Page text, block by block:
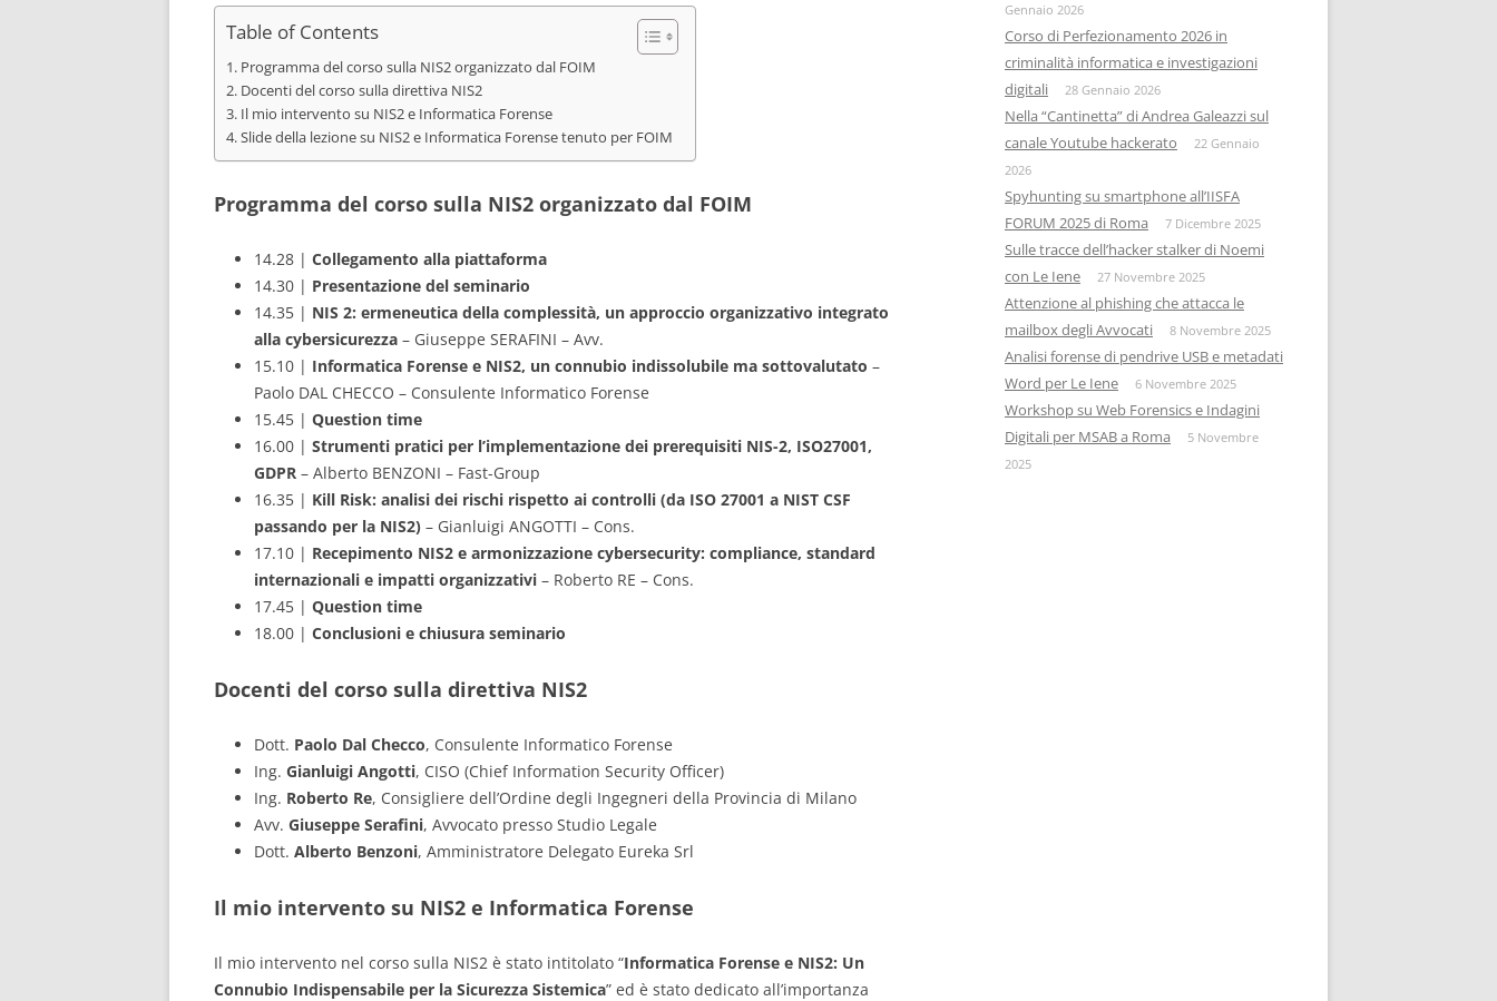
Table of Contents
Programma del corso sulla NIS2 organizzato dal FOIM
Docenti del corso sulla direttiva NIS2
Il mio intervento su NIS2 e Informatica Forense
Slide della lezione su NIS2 e Informatica Forense tenuto per FOIM
Programma del corso sulla NIS2 organizzato dal FOIM
14.28 | Collegamento alla piattaforma
14.30 | Presentazione del seminario
14.35 | NIS 2: ermeneutica della complessità, un approccio organizzativo integrato
alla cybersicurezza – Giuseppe SERAFINI – Avv.
15.10 | Informatica Forense e NIS2, un connubio indissolubile ma sottovalutato –
Paolo DAL CHECCO – Consulente Informatico Forense
15.45 | Question time
16.00 | Strumenti pratici per l’implementazione dei prerequisiti NIS-2, ISO27001,
GDPR – Alberto BENZONI – Fast-Group
16.35 | Kill Risk: analisi dei rischi rispetto ai controlli (da ISO 27001 a NIST CSF
passando per la NIS2) – Gianluigi ANGOTTI – Cons.
17.10 | Recepimento NIS2 e armonizzazione cybersecurity: compliance, standard
internazionali e impatti organizzativi – Roberto RE – Cons.
17.45 | Question time
18.00 | Conclusioni e chiusura seminario
Docenti del corso sulla direttiva NIS2
Dott. Paolo Dal Checco, Consulente Informatico Forense
Ing. Gianluigi Angotti, CISO (Chief Information Security Officer)
Ing. Roberto Re, Consigliere dell’Ordine degli Ingegneri della Provincia di Milano
Avv. Giuseppe Serafini, Avvocato presso Studio Legale
Dott. Alberto Benzoni, Amministratore Delegato Eureka Srl
Il mio intervento su NIS2 e Informatica Forense
Il mio intervento nel corso sulla NIS2 è stato intitolato “Informatica Forense e NIS2: Un
Connubio Indispensabile per la Sicurezza Sistemica” ed è stato dedicato all’importanza
Gennaio 2026
Corso di Perfezionamento 2026 in
criminalità informatica e investigazioni
digitali
28 Gennaio 2026
Nella “Cantinetta” di Andrea Galeazzi sul
canale Youtube hackerato
22 Gennaio
2026
Spyhunting su smartphone all’IISFA
FORUM 2025 di Roma
7 Dicembre 2025
Sulle tracce dell’hacker stalker di Noemi
con Le Iene
27 Novembre 2025
Attenzione al phishing che attacca le
mailbox degli Avvocati
8 Novembre 2025
Analisi forense di pendrive USB e metadati
Word per Le Iene
6 Novembre 2025
Workshop su Web Forensics e Indagini
Digitali per MSAB a Roma
5 Novembre
2025